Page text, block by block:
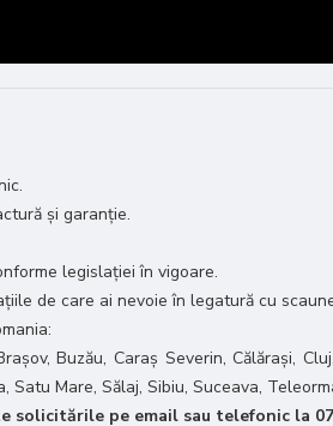
și garanție.
legislației în vigoare.
de care ai nevoie în legatură cu
Buzău, Caraș Severin, Călărași,
Mare, Sălaj, Sibiu, Suceava,
pe email sau telefonic la